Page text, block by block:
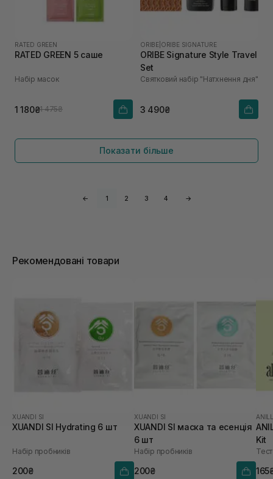
RATED GREEN
RATED GREEN 5 саше
Набір масок
1 180₴1 475₴
ORIBE ORIBE SIGNATURE
ORIBE Signature Style Travel
Set
Святковий набір "Натхнення дня"
3 490₴
Показати більше
← 1 2 3 4 →
Рекомендовані товари
XUANDI SI
XUANDI SI Hydrating 6 шт
Набір пробників
200₴
XUANDI SI
XUANDI SI маска та есенція
6 шт
Набір пробників
200₴
Kit